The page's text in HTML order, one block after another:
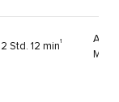
2 Std. 12 min1
Ab